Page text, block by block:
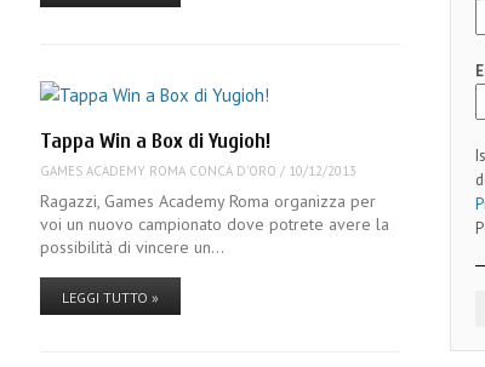
Tappa Win a Box di Yugioh!
GAMES ACADEMY ROMA CONCA D'ORO / 10/12/2013
Ragazzi, Games Academy Roma organizza per
voi un nuovo campionato dove potrete avere la
possibilità di vincere un…
LEGGI TUTTO »